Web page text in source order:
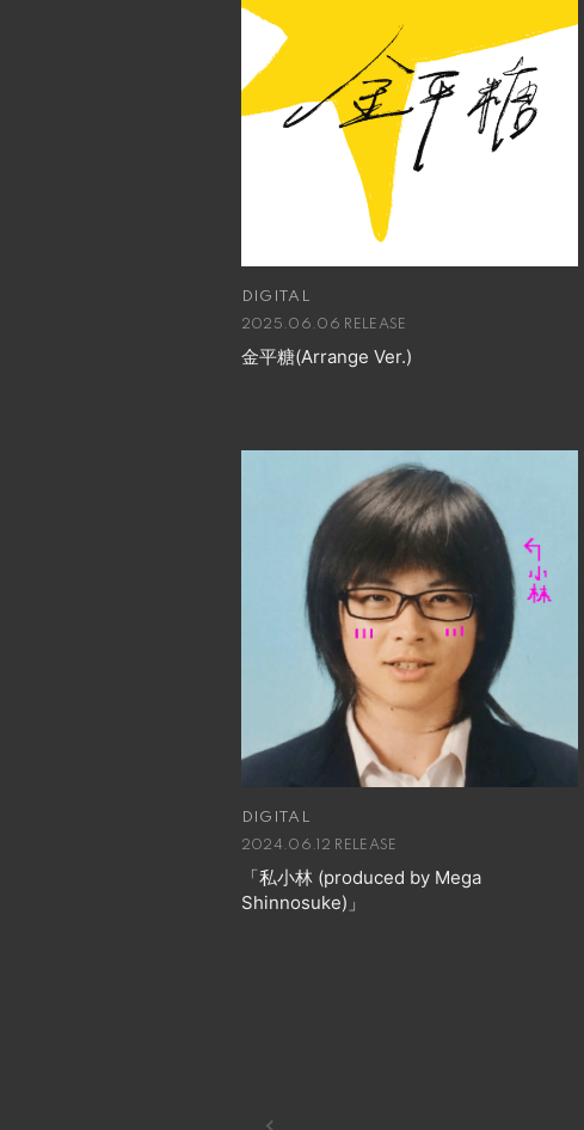
DIGITAL
2025.06.06 RELEASE
金平糖(Arrange Ver.)
DIGITAL
2024.06.12 RELEASE
「私小林 (produced by Mega
Shinnosuke)」